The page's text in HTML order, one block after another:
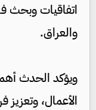
اتفاقيات وبحث
والعراق.
ويؤكد الحدث
الأعمال، وتعزيز